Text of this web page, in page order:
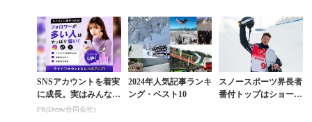
SNSアカウントを着実
に成長。実はみんなコ
コ使ってます。
PR(Dreaw合同会社)
2024年人気記事ランキ
ング・ベスト10
スノースポーツ界長者
番付トップはショー